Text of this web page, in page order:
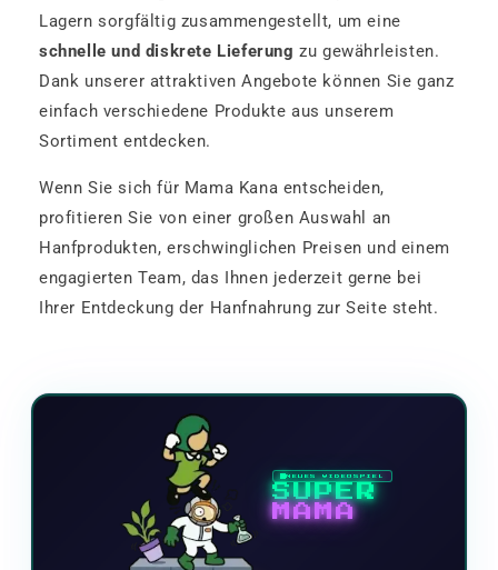
Lagern sorgfältig zusammengestellt, um eine
schnelle und diskrete Lieferung zu gewährleisten.
Dank unserer attraktiven Angebote können Sie ganz
einfach verschiedene Produkte aus unserem
Sortiment entdecken.
Wenn Sie sich für Mama Kana entscheiden,
profitieren Sie von einer großen Auswahl an
Hanfprodukten, erschwinglichen Preisen und einem
engagierten Team, das Ihnen jederzeit gerne bei
Ihrer Entdeckung der Hanfnahrung zur Seite steht.
NEUES VIDEOSPIEL
SUPER
MAMA